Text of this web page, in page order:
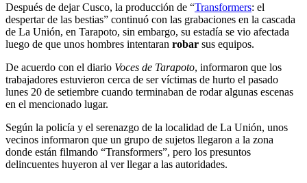
Después de dejar Cusco, la producción de “Transformers: el
despertar de las bestias” continuó con las grabaciones en la cascada
de La Unión, en Tarapoto, sin embargo, su estadía se vio afectada
luego de que unos hombres intentaran robar sus equipos.
De acuerdo con el diario Voces de Tarapoto, informaron que los
trabajadores estuvieron cerca de ser víctimas de hurto el pasado
lunes 20 de setiembre cuando terminaban de rodar algunas escenas
en el mencionado lugar.
Según la policía y el serenazgo de la localidad de La Unión, unos
vecinos informaron que un grupo de sujetos llegaron a la zona
donde están filmando “Transformers”, pero los presuntos
delincuentes huyeron al ver llegar a las autoridades.